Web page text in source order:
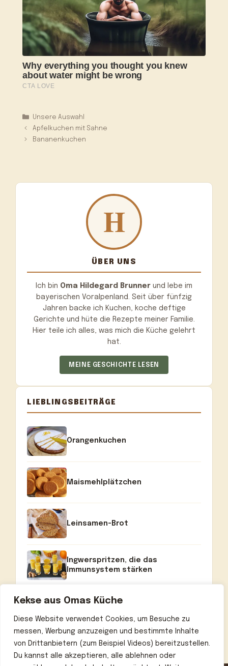
Kekse aus Omas Küche
Diese Website verwendet Cookies, um Besuche zu
messen, Werbung anzuzeigen und bestimmte Inhalte
von Drittanbietern (zum Beispiel Videos) bereitzustellen.
Du kannst alle akzeptieren, alle ablehnen oder
Kategorien
Unsere Auswahl
Apfelkuchen mit Sahne
Bananenkuchen
ÜBER UNS
Ich bin Oma Hildegard Brunner und lebe im
bayerischen Voralpenland. Seit über fünfzig
Jahren backe ich Kuchen, koche deftige
Gerichte und hüte die Rezepte meiner Familie.
Hier teile ich alles, was mich die Küche gelehrt
hat.
MEINE GESCHICHTE LESEN
LIEBLINGSBEITRÄGE
Orangenkuchen
Maismehlplätzchen
Leinsamen-Brot
Ingwerspritzen, die das
Immunsystem stärken